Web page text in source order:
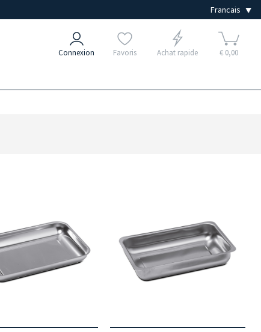
Connexion Favoris Achat rapide € 0,00